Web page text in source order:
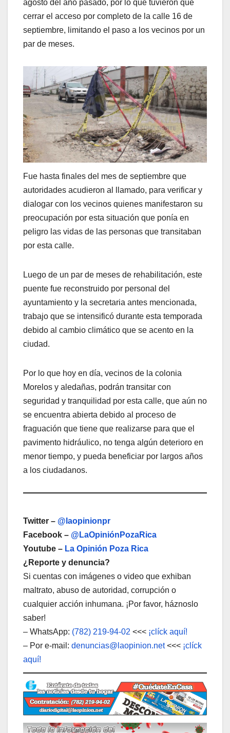
agosto del año pasado, por lo que tuvieron que
cerrar el acceso por completo de la calle 16 de
septiembre, limitando el paso a los vecinos por un
par de meses.
Fue hasta finales del mes de septiembre que
autoridades acudieron al llamado, para verificar y
dialogar con los vecinos quienes manifestaron su
preocupación por esta situación que ponía en
peligro las vidas de las personas que transitaban
por esta calle.
Luego de un par de meses de rehabilitación, este
puente fue reconstruido por personal del
ayuntamiento y la secretaria antes mencionada,
trabajo que se intensificó durante esta temporada
debido al cambio climático que se acento en la
ciudad.
Por lo que hoy en día, vecinos de la colonia
Morelos y aledañas, podrán transitar con
seguridad y tranquilidad por esta calle, que aún no
se encuentra abierta debido al proceso de
fraguación que tiene que realizarse para que el
pavimento hidráulico, no tenga algún deterioro en
menor tiempo, y pueda beneficiar por largos años
a los ciudadanos.
Twitter – @laopinionpr
Facebook – @LaOpiniónPozaRica
Youtube – La Opinión Poza Rica
¿Reporte y denuncia?
Si cuentas con imágenes o video que exhiban
maltrato, abuso de autoridad, corrupción o
cualquier acción inhumana. ¡Por favor, háznoslo
saber!
– WhatsApp: (782) 219-94-02 <<< ¡clíck aquí!
– Por e-mail: denuncias@laopinion.net<<< ¡clíck
aquí!